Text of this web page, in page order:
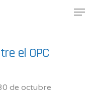
el OPC
de octubre